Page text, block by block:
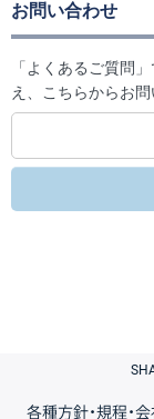
お問い合わせ
「よくあるご質問
え、こちらからお問
各種方針・規程・